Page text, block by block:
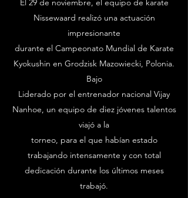
El 29 de noviembre, el equipo de karate
Nissewaard realizó una actuación
impresionante
durante el Campeonato Mundial de Karate
Kyokushin en Grodzisk Mazowiecki, Polonia.
Bajo
Liderado por el entrenador nacional Vijay
Nanhoe, un equipo de diez jóvenes talentos
viajó a la
torneo, para el que habían estado
trabajando intensamente y con total
dedicación durante los últimos meses
trabajó.